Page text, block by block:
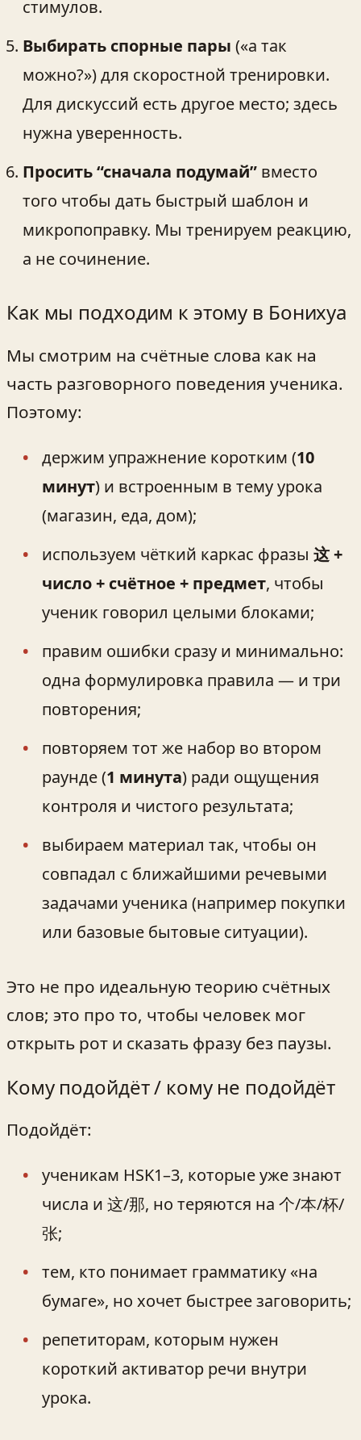
стимулов.
Выбирать спорные пары («а так
можно?») для скоростной тренировки.
Для дискуссий есть другое место; здесь
нужна уверенность.
Просить “сначала подумай” вместо
того чтобы дать быстрый шаблон и
микропоправку. Мы тренируем реакцию,
а не сочинение.
Как мы подходим к этому в Бонихуа
Мы смотрим на счётные слова как на
часть разговорного поведения ученика.
Поэтому:
держим упражнение коротким (10
минут) и встроенным в тему урока
(магазин, еда, дом);
используем чёткий каркас фразы 这 +
число + счётное + предмет, чтобы
ученик говорил целыми блоками;
правим ошибки сразу и минимально:
одна формулировка правила — и три
повторения;
повторяем тот же набор во втором
раунде (1 минута) ради ощущения
контроля и чистого результата;
выбираем материал так, чтобы он
совпадал с ближайшими речевыми
задачами ученика (например покупки
или базовые бытовые ситуации).
Это не про идеальную теорию счётных
слов; это про то, чтобы человек мог
открыть рот и сказать фразу без паузы.
Кому подойдёт / кому не подойдёт
Подойдёт:
ученикам HSK1–3, которые уже знают
числа и 这/那, но теряются на 个/本/杯/
张;
тем, кто понимает грамматику «на
бумаге», но хочет быстрее заговорить;
репетиторам, которым нужен
короткий активатор речи внутри
урока.